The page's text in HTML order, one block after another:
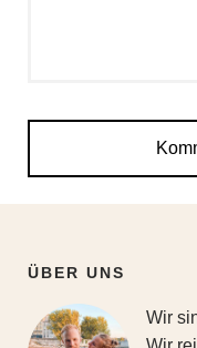
ÜBER UNS
Wir